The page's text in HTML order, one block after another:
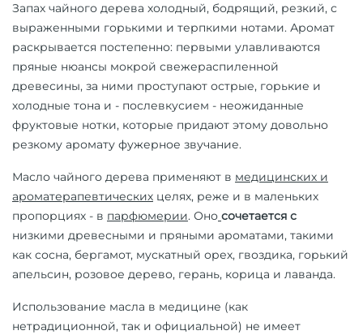
Запах чайного дерева холодный, бодрящий, резкий, с
выраженными горькими и терпкими нотами. Аромат
раскрывается постепенно: первыми улавливаются
пряные нюансы мокрой свежераспиленной
древесины, за ними проступают острые, горькие и
холодные тона и - послевкусием - неожиданные
фруктовые нотки, которые придают этому довольно
резкому аромату фужерное звучание.
Масло чайного дерева применяют в медицинских и
ароматерапевтических целях, реже и в маленьких
пропорциях - в парфюмерии. Оно сочетается с
низкими древесными и пряными ароматами, такими
как сосна, бергамот, мускатный орех, гвоздика, горький
апельсин, розовое дерево, герань, корица и лаванда.
Использование масла в медицине (как
нетрадиционной, так и официальной) не имеет